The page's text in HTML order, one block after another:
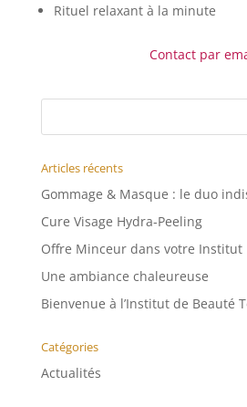
Rituel relaxant à la minute
Contact par
Articles récents
Gommage & Masque : le duo
Cure Visage Hydra-Peeling
Offre Minceur dans votre Institut
Une ambiance chaleureuse
Bienvenue à l’Institut de Beauté
Catégories
Actualités